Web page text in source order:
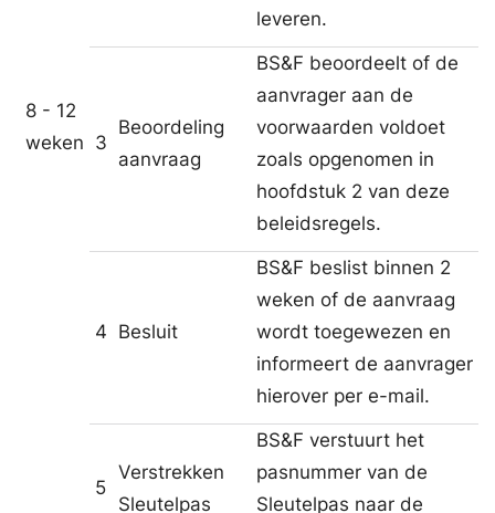
8 - 12
weken
leveren.
3
Beoordeling
aanvraag
BS&F beoordeelt of de
aanvrager aan de
voorwaarden voldoet
zoals opgenomen in
hoofdstuk 2 van deze
beleidsregels.
4 Besluit
BS&F beslist binnen 2
weken of de aanvraag
wordt toegewezen en
informeert de aanvrager
hierover per e-mail.
5
Verstrekken
Sleutelpas
BS&F verstuurt het
pasnummer van de
Sleutelpas naar de